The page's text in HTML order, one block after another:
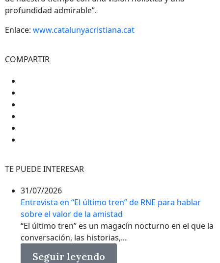
profundidad admirable”.
Enlace: www.catalunyacristiana.cat
COMPARTIR
TE PUEDE INTERESAR
31/07/2026
Entrevista en “El último tren” de RNE para hablar
sobre el valor de la amistad
“El último tren” es un magacín nocturno en el que la
conversación, las historias,...
Seguir leyendo